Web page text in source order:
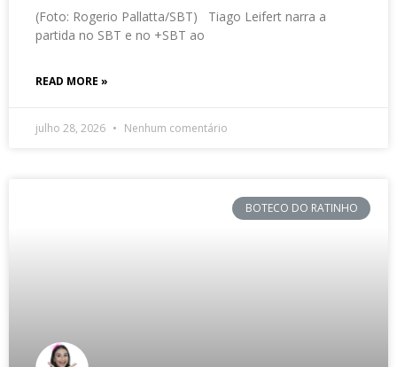
(Foto: Rogerio Pallatta/SBT) Tiago Leifert narra a
partida no SBT e no +SBT ao
READ MORE »
julho 28, 2026 Nenhum comentário
BOTECO DO RATINHO